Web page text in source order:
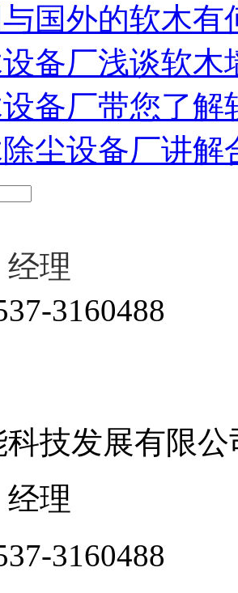
国外的软木有
备厂浅谈软木
备厂带您了解
尘设备厂讲
理
3160488
科技发展有限公
理
3160488